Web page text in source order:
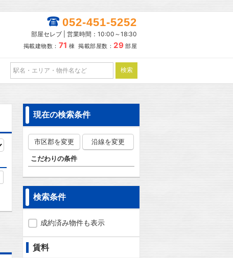
052-451-5252
部屋セレブ | 営業時間：10:00～18:30
掲載建物数： 71 棟 掲載部屋数： 29 部屋
現在の検索条件
市区郡を変更 沿線を変更
こだわりの条件
検索条件
成約済み物件も表示
賃料